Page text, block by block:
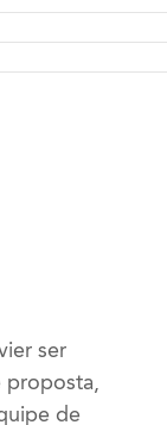
ser
proposta,
de